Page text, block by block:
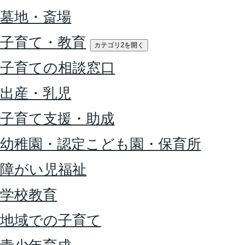
墓地・斎場
子育て・教育
カテゴリ2を開く
子育ての相談窓口
出産・乳児
子育て支援・助成
幼稚園・認定こども園・保育所
障がい児福祉
学校教育
地域での子育て